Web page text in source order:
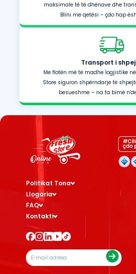
maksimale të të dhënave dhe
Blini me qetësi – çdo hap
Transport i
Me flotën më të madhe logjistike
Store siguron shpërndarje të
besueshme – na ta bimë
Politikat Tona
Llogaria
FAQ
Kontakti